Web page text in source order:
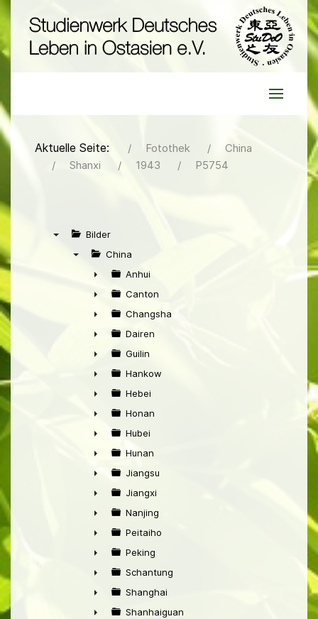
Aktuelle Seite: Fotothek
China
Shanxi
1943 P5754
Bilder
China
►
Anhui
►
Canton
►
Changsha
►
Dairen
►
Guilin
►
Hankow
►
Hebei
►
Honan
►
Hubei
►
Hunan
►
Jiangsu
►
Jiangxi
►
Nanjing
►
Peitaiho
►
Peking
►
Schantung
►
Shanghai
Shanhaiguan